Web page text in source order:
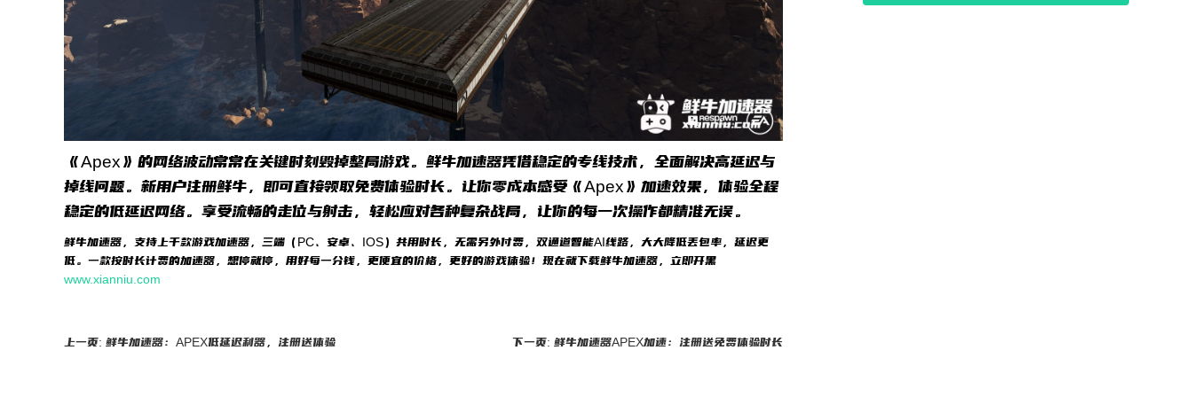
《Apex》的网络波动常常在关键时刻毁掉整局游戏。鲜牛加速器凭借稳定的专线技术，全面解决高延迟与
掉线问题。新用户注册鲜牛，即可直接领取免费体验时长。让你零成本感受《Apex》加速效果，体验全程
稳定的低延迟网络。享受流畅的走位与射击，轻松应对各种复杂战局，让你的每一次操作都精准无误。
鲜牛加速器，支持上千款游戏加速器，三端（PC、安卓、IOS）共用时长，无需另外付费，双通道智能AI线路，大大降低丢包率，延迟更
低。一款按时长计费的加速器，想停就停，用好每一分钱，更便宜的价格，更好的游戏体验！现在就下载鲜牛加速器，立即开黑
www.xianniu.com
上一页: 鲜牛加速器：APEX低延迟利器，注册送体验 下一页: 鲜牛加速器APEX加速：注册送免费体验时长